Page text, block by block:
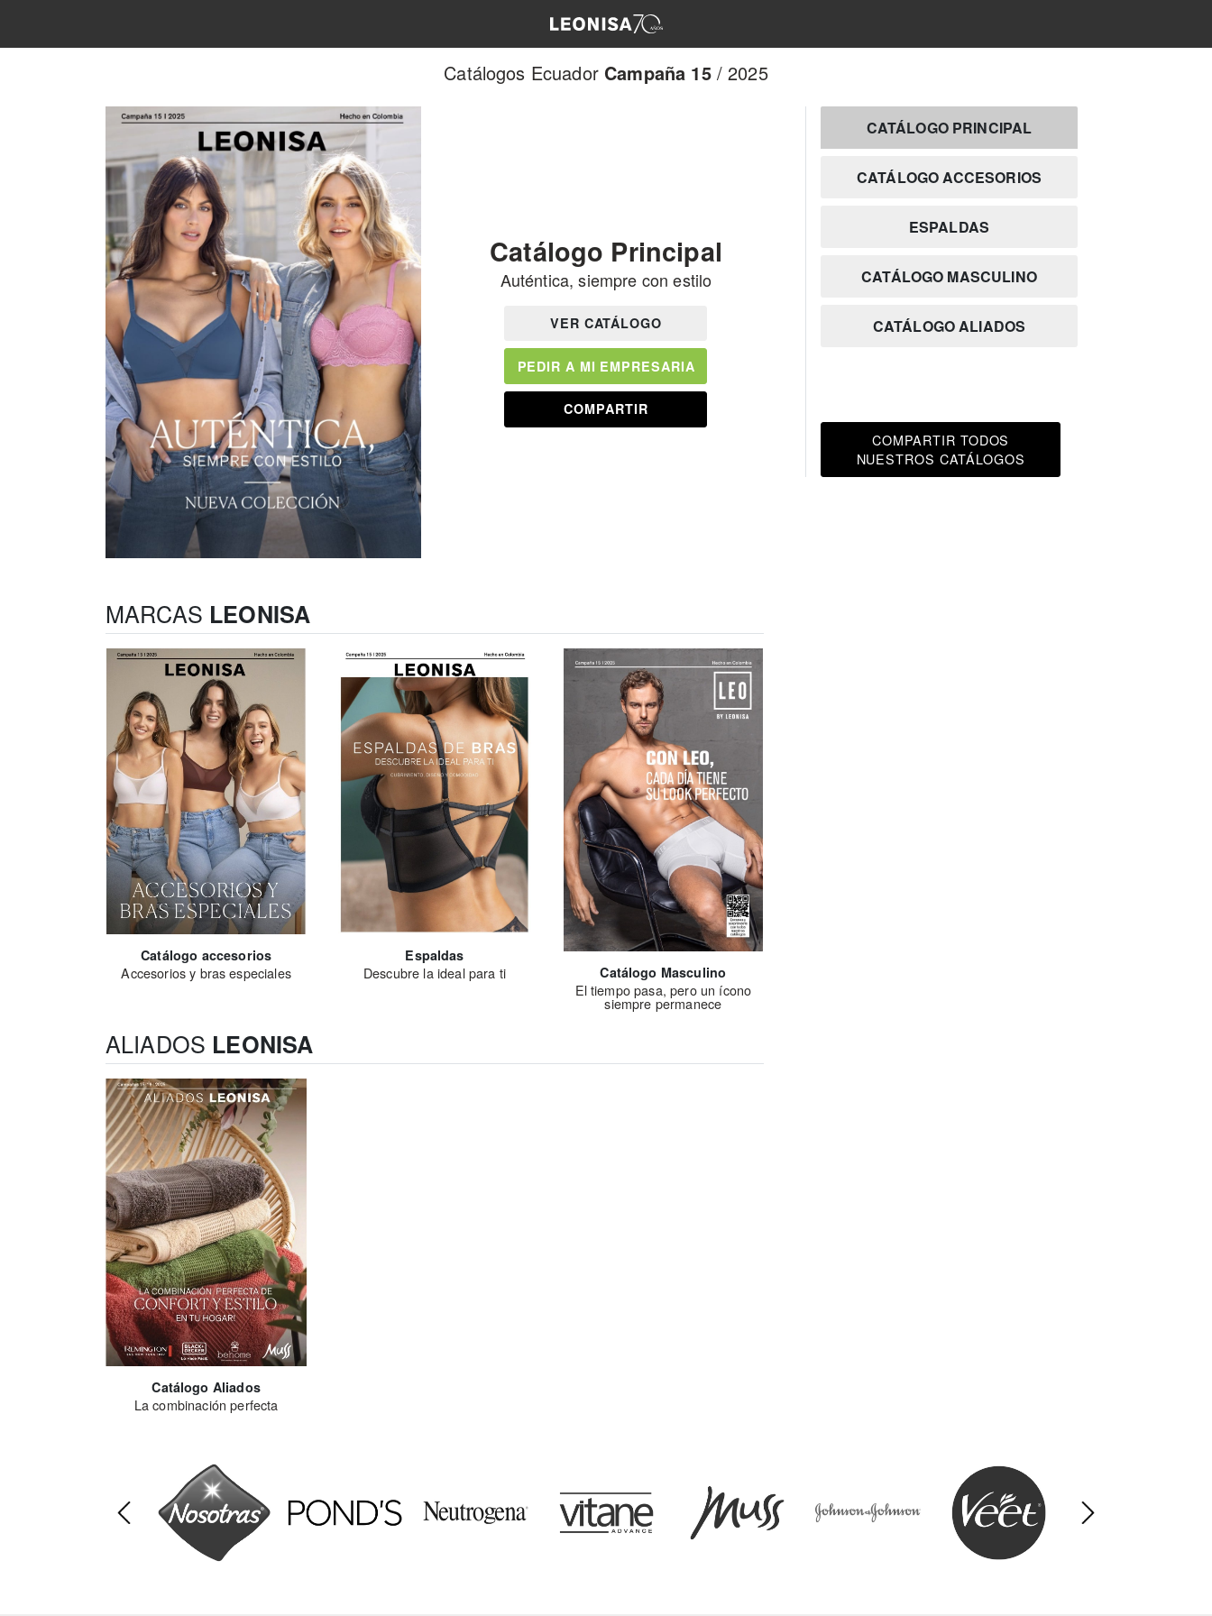
Catálogos Ecuador Campaña 15/ 2025
Catálogo Principal
Auténtica, siempre con estilo
VER CATÁLOGO
PEDIR A MI EMPRESARIA
COMPARTIR
CATÁLOGO PRINCIPAL
CATÁLOGO ACCESORIOS
ESPALDAS
CATÁLOGO MASCULINO
CATÁLOGO ALIADOS
COMPARTIR TODOS
NUESTROS CATÁLOGOS
MARCAS LEONISA
Catálogo accesorios
Accesorios y bras especiales
Espaldas
Descubre la ideal para ti Catálogo Masculino
El tiempo pasa, pero un ícono
siempre permanece
ALIADOS LEONISA
Catálogo Aliados
La combinación perfecta